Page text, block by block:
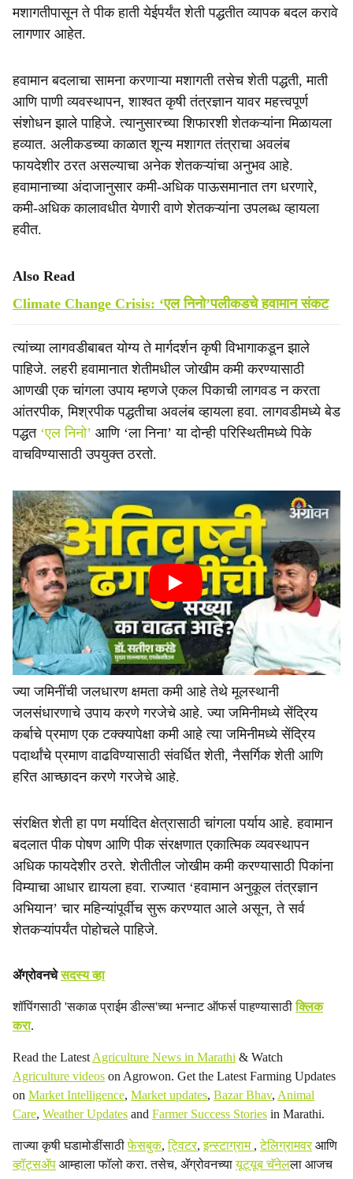
मशागतीपासून ते पीक हाती येईपर्यंत शेती पद्धतीत व्यापक बदल करावे
लागणार आहेत.
हवामान बदलाचा सामना करणाऱ्या मशागती तसेच शेती पद्धती, माती
आणि पाणी व्यवस्थापन, शाश्वत कृषी तंत्रज्ञान यावर महत्त्वपूर्ण
संशोधन झाले पाहिजे. त्यानुसारच्या शिफारशी शेतकऱ्यांना मिळायला
हव्यात. अलीकडच्या काळात शून्य मशागत तंत्राचा अवलंब
फायदेशीर ठरत असल्याचा अनेक शेतकऱ्यांचा अनुभव आहे.
हवामानाच्या अंदाजानुसार कमी-अधिक पाऊसमानात तग धरणारे,
कमी-अधिक कालावधीत येणारी वाणे शेतकऱ्यांना उपलब्ध व्हायला
हवीत.
Also Read
Climate Change Crisis: ‘एल निनो’पलीकडचे हवामान संकट
त्यांच्या लागवडीबाबत योग्य ते मार्गदर्शन कृषी विभागाकडून झाले
पाहिजे. लहरी हवामानात शेतीमधील जोखीम कमी करण्यासाठी
आणखी एक चांगला उपाय म्हणजे एकल पिकाची लागवड न करता
आंतरपीक, मिश्रपीक पद्धतीचा अवलंब व्हायला हवा. लागवडीमध्ये बेड
पद्धत ‘एल निनो’ आणि ‘ला निना’ या दोन्ही परिस्थितीमध्ये पिके
वाचविण्यासाठी उपयुक्त ठरतो.
ज्या जमिनींची जलधारण क्षमता कमी आहे तेथे मूलस्थानी
जलसंधारणाचे उपाय करणे गरजेचे आहे. ज्या जमिनीमध्ये सेंद्रिय
कर्बाचे प्रमाण एक टक्क्यापेक्षा कमी आहे त्या जमिनीमध्ये सेंद्रिय
पदार्थांचे प्रमाण वाढविण्यासाठी संवर्धित शेती, नैसर्गिक शेती आणि
हरित आच्छादन करणे गरजेचे आहे.
संरक्षित शेती हा पण मर्यादित क्षेत्रासाठी चांगला पर्याय आहे. हवामान
बदलात पीक पोषण आणि पीक संरक्षणात एकात्मिक व्यवस्थापन
अधिक फायदेशीर ठरते. शेतीतील जोखीम कमी करण्यासाठी पिकांना
विम्याचा आधार द्यायला हवा. राज्यात ‘हवामान अनुकूल तंत्रज्ञान
अभियान’ चार महिन्यांपूर्वीच सुरू करण्यात आले असून, ते सर्व
शेतकऱ्यांपर्यंत पोहोचले पाहिजे.
ॲग्रोवनचेसदस्य व्हा
शॉपिंगसाठी 'सकाळ प्राईम डील्स'च्या भन्नाट ऑफर्स पाहण्यासाठीक्लिक
करा.
Read the Latest Agriculture News in Marathi & Watch
Agriculture videos on Agrowon. Get the Latest Farming Updates
on Market Intelligence, Market updates, Bazar Bhav, Animal
Care, Weather Updates and Farmer Success Stories in Marathi.
ताज्या कृषी घडामोडींसाठीफेसबुक,ट्विटर,इन्स्टाग्राम ,टेलिग्रामवरआणि
व्हॉट्सॲप आम्हाला फॉलो करा. तसेच, ॲग्रोवनच्यायूट्यूब चॅनेलला आजच